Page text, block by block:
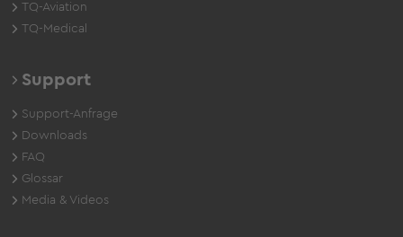
TQ-Aviation
TQ-Medical
Support
Support-Anfrage
Downloads
FAQ
Glossar
Media & Videos